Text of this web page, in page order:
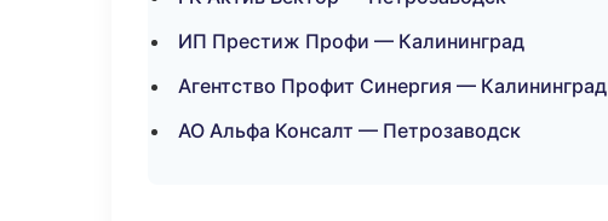
ИП Престиж Профи — Калининград
Агентство Профит Синергия — Калининград
АО Альфа Консалт — Петрозаводск